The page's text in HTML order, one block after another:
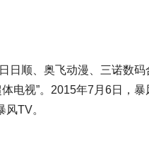
日顺、奥飞动漫、三诺数
电视”。2015年7月6日，
TV。